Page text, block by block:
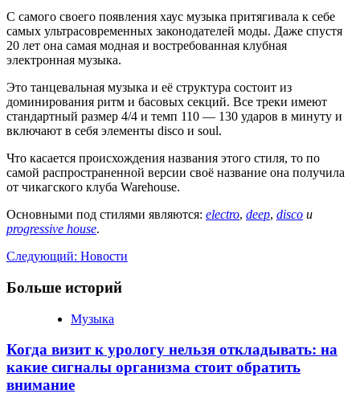
С самого своего появления хаус музыка притягивала к себе
самых ультрасовременных законодателей моды. Даже спустя
20 лет она самая модная и востребованная клубная
электронная музыка.
Это танцевальная музыка и её структура состоит из
доминирования ритм и басовых секций. Все треки имеют
стандартный размер 4/4 и темп 110 — 130 ударов в минуту и
включают в себя элементы disco и soul.
Что касается происхождения названия этого стиля, то по
самой распространенной версии своё название она получила
от чикагского клуба Warehouse.
Основными под стилями являются: electro, deep, disco и
progressive house.
Навигация
записи
Следующий: Новости
Больше историй
Музыка
Когда визит к урологу нельзя откладывать: на
какие сигналы организма стоит обратить
внимание